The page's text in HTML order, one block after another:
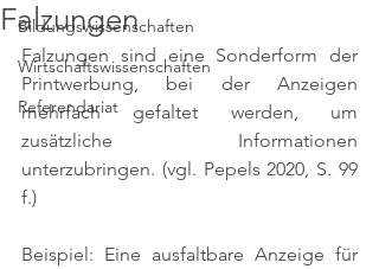
Bildungswissenschaften
Wirtschaftswissenschaften
Referendariat
Falzungen
Falzungen sind eine Sonderform der
Printwerbung, bei der Anzeigen
mehrfach gefaltet werden, um
zusätzliche Informationen
unterzubringen. (vgl. Pepels 2020, S. 99
f.)
Beispiel: Eine ausfaltbare Anzeige für